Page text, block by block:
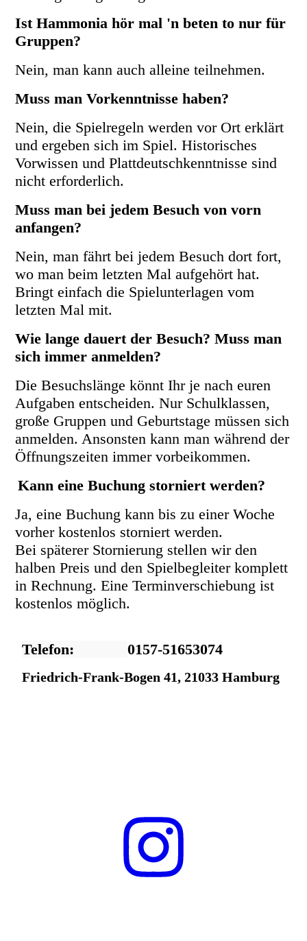
Ist Hammonia hör mal 'n beten to nur für
Gruppen?
Nein, man kann auch alleine teilnehmen.
Muss man Vorkenntnisse haben?
Nein, die Spielregeln werden vor Ort erklärt
und ergeben sich im Spiel. Historisches
Vorwissen und Plattdeutschkenntnisse sind
nicht erforderlich.
Muss man bei jedem Besuch von vorn
anfangen?
Nein, man fährt bei jedem Besuch dort fort,
wo man beim letzten Mal aufgehört hat.
Bringt einfach die Spielunterlagen vom
letzten Mal mit.
Wie lange dauert der Besuch? Muss man
sich immer anmelden?
Die Besuchslänge könnt Ihr je nach euren
Aufgaben entscheiden. Nur Schulklassen,
große Gruppen und Geburtstage müssen sich
anmelden. Ansonsten kann man während der
Öffnungszeiten immer vorbeikommen.
Kann eine Buchung storniert werden?
Ja, eine Buchung kann bis zu einer Woche
vorher kostenlos storniert werden.
Bei späterer Stornierung stellen wir den
halben Preis und den Spielbegleiter komplett
in Rechnung. Eine Terminverschiebung ist
kostenlos möglich.
Telefon:0157-51653074
Friedrich-Frank-Bogen 41, 21033 Hamburg